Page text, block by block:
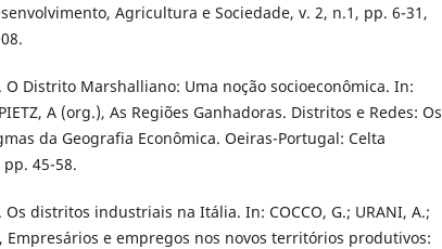
Agricultura e Sociedade, v. 2, n.1, pp. 6-31,
O Distrito Marshalliano: Uma noção socioeconômica. In:
A (org.), As Regiões Ganhadoras. Distritos e Redes: Os
da Geografia Econômica. Oeiras-Portugal: Celta
45-58.
Os distritos industriais na Itália. In: COCCO, G.; URANI, A.;
Empresários e empregos nos novos territórios produtivos: